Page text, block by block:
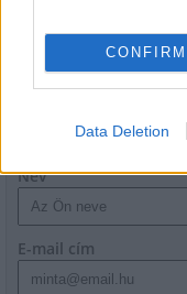
CONFIRM
Data Deletion
Név
E-mail cím